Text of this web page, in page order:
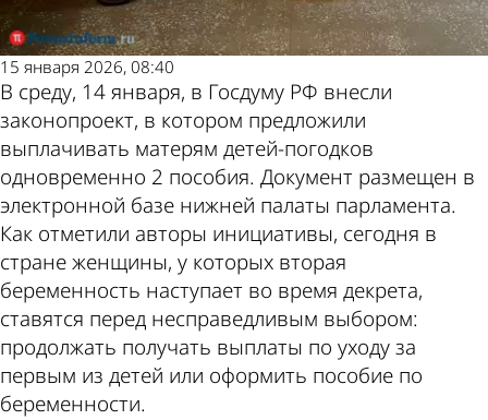
15 января 2026, 08:40
В среду, 14 января, в Госдуму РФ внесли
законопроект, в котором предложили
выплачивать матерям детей-погодков
одновременно 2 пособия. Документ размещен в
электронной базе нижней палаты парламента.
Как отметили авторы инициативы, сегодня в
стране женщины, у которых вторая
беременность наступает во время декрета,
ставятся перед несправедливым выбором:
продолжать получать выплаты по уходу за
первым из детей или оформить пособие по
беременности.